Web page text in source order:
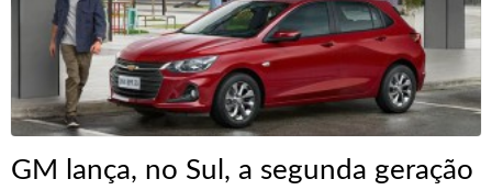
GM lança, no Sul, a segunda geração